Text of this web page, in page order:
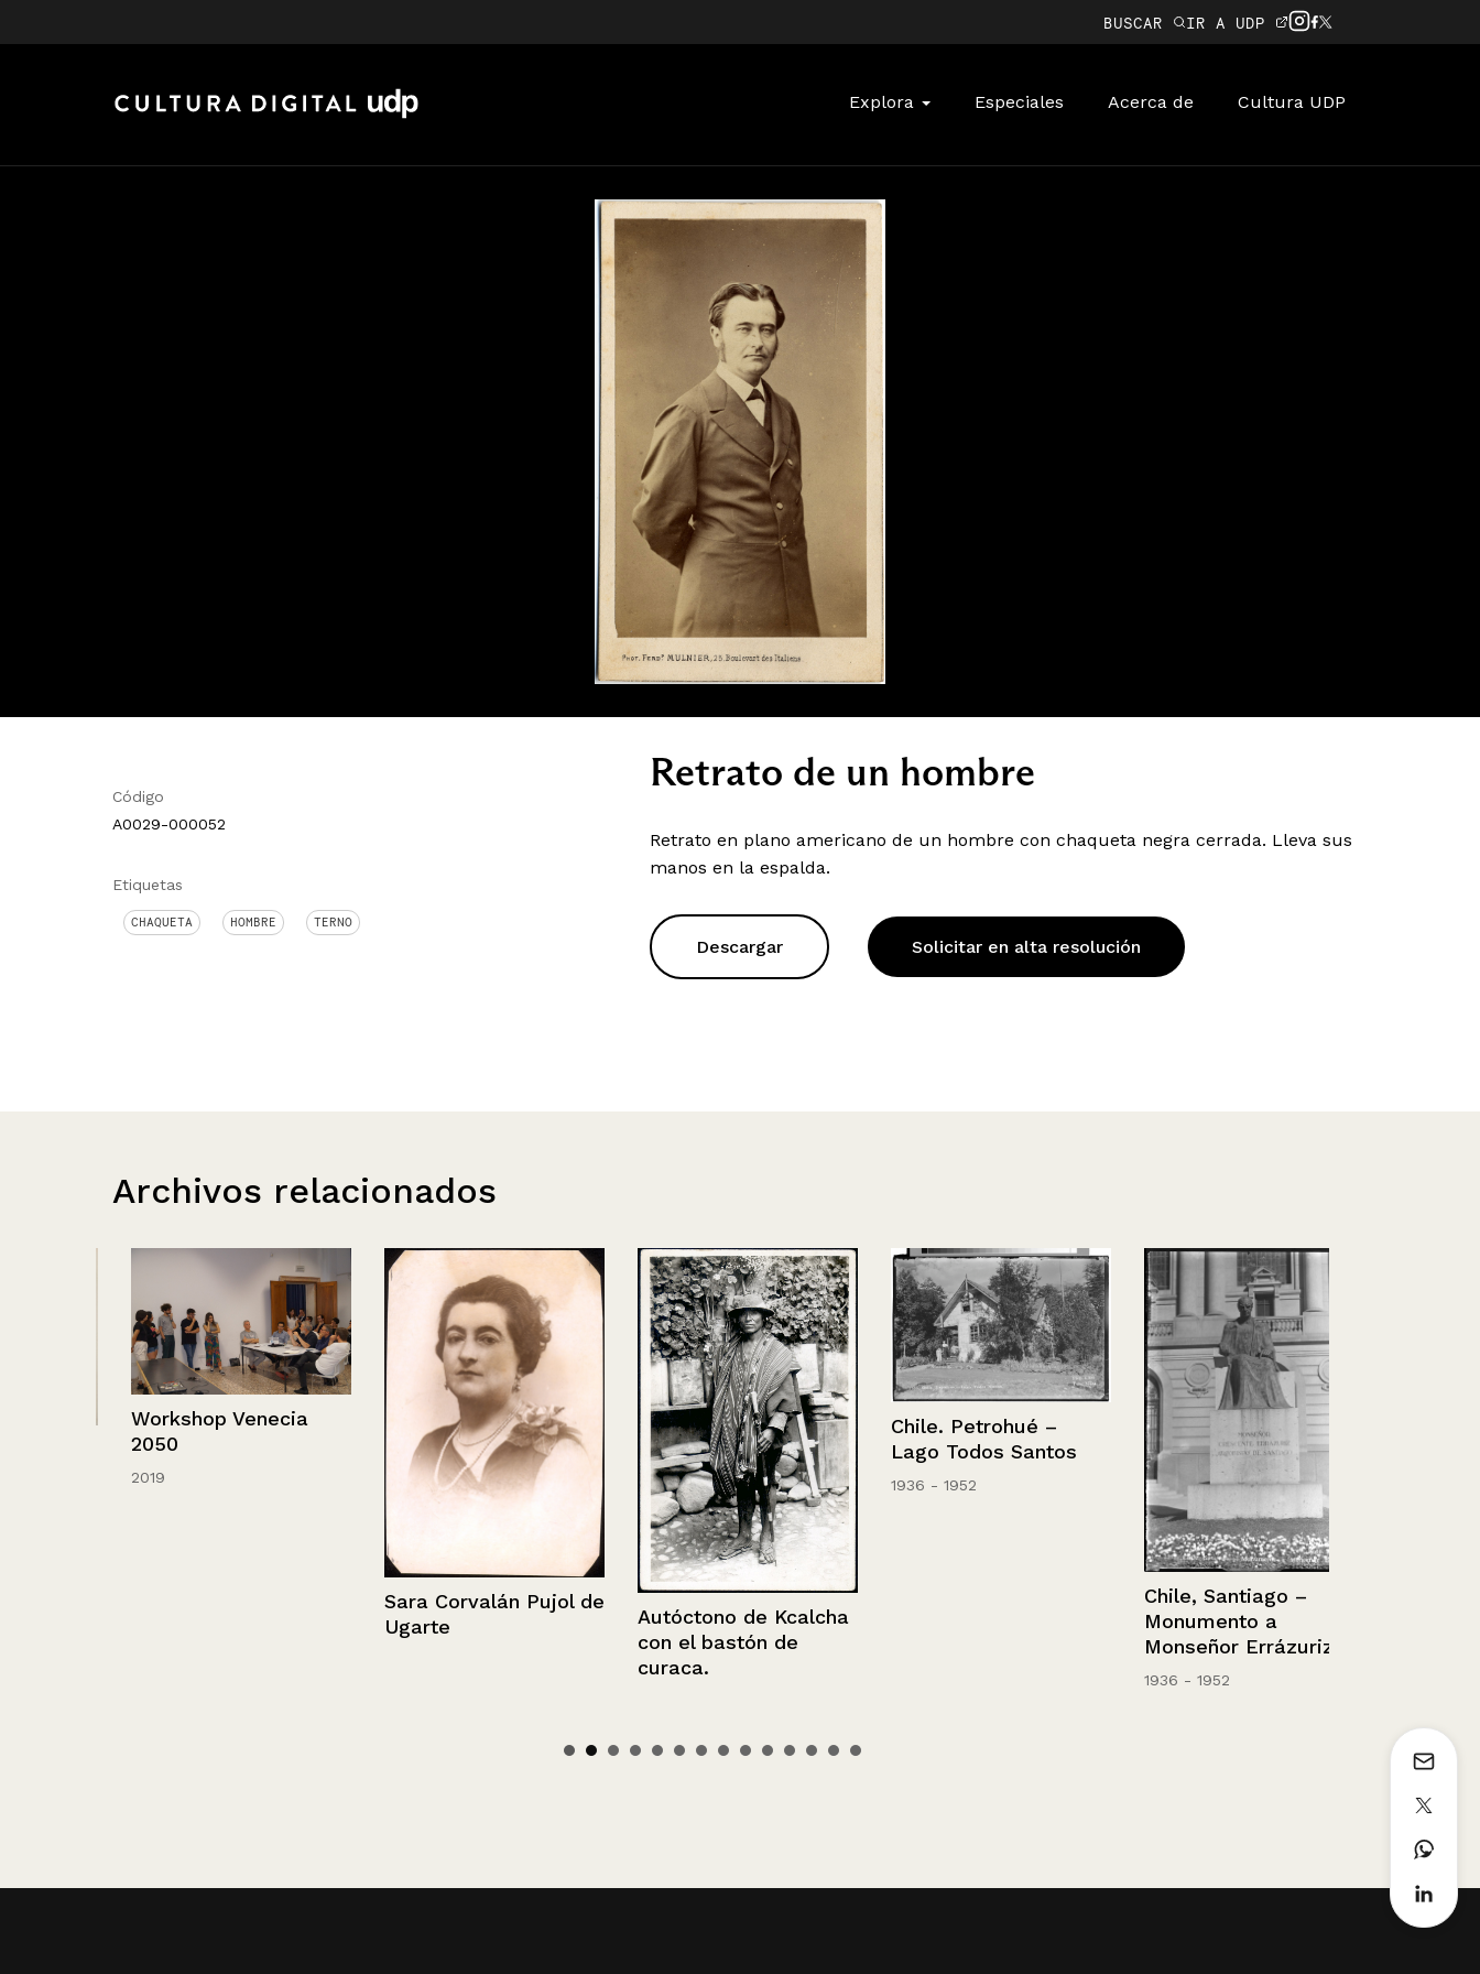
BUSCAR IR A UDP
Explora Especiales Acerca de Cultura UDP
Código
A0029-000052
Etiquetas
CHAQUETA HOMBRE TERNO
Retrato de un hombre
Retrato en plano americano de un hombre con chaqueta negra cerrada. Lleva sus
manos en la espalda.
Descargar Solicitar en alta resolución
Archivos relacionados
Workshop Venecia
2050
Sara Corvalán Pujol de
Ugarte
Autóctono de Kcalcha
con el bastón de
curaca.
Chile. Petrohué –
Lago Todos Santos
1936 - 1952
Chile, Santiago –
Monumento a
Monseñor Errázuriz.
1936 - 1952